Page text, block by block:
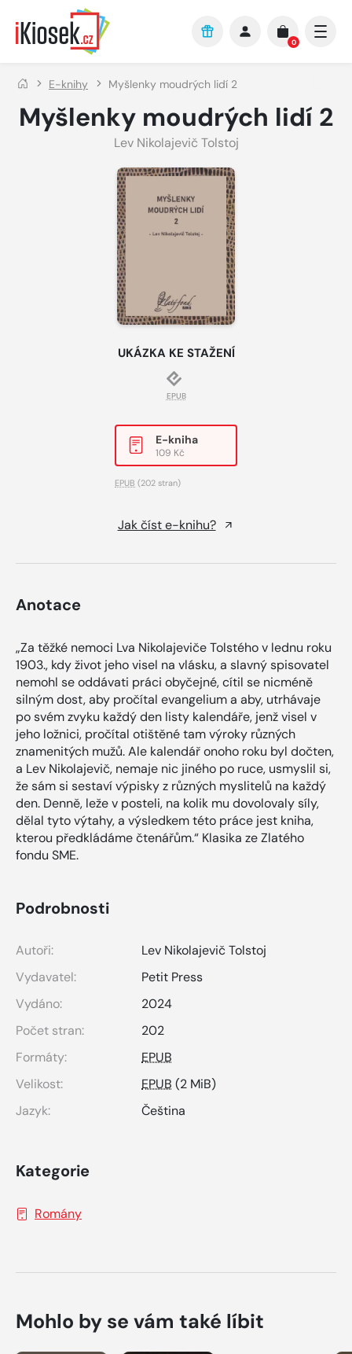
Přejít na hlavní obsah
0
E-knihy Myšlenky moudrých lidí 2
Myšlenky moudrých lidí 2
Lev Nikolajevič Tolstoj
UKÁZKA KE STAŽENÍ
EPUB
E-kniha
109 Kč
EPUB (202 stran)
Jak číst e-knihu?
Anotace
„Za těžké nemoci Lva Nikolajeviče Tolstého v lednu roku
1903., kdy život jeho visel na vlásku, a slavný spisovatel
nemohl se oddávati práci obyčejné, cítil se nicméně
silným dost, aby pročítal evangelium a aby, utrhávaje
po svém zvyku každý den listy kalendáře, jenž visel v
jeho ložnici, pročítal otištěné tam výroky různých
znamenitých mužů. Ale kalendář onoho roku byl dočten,
a Lev Nikolajevič, nemaje nic jiného po ruce, usmyslil si,
že sám si sestaví výpisky z různých myslitelů na každý
den. Denně, leže v posteli, na kolik mu dovolovaly síly,
dělal tyto výtahy, a výsledkem této práce jest kniha,
kterou předkládáme čtenářům.“ Klasika ze Zlatého
fondu SME.
Podrobnosti
Autoři:
Lev Nikolajevič Tolstoj
Vydavatel:
Petit Press
Vydáno:
2024
Počet stran:
202
Formáty:
EPUB
Velikost:
EPUB (2 MiB)
Jazyk:
Čeština
Kategorie
Romány
Mohlo by se vám také líbit